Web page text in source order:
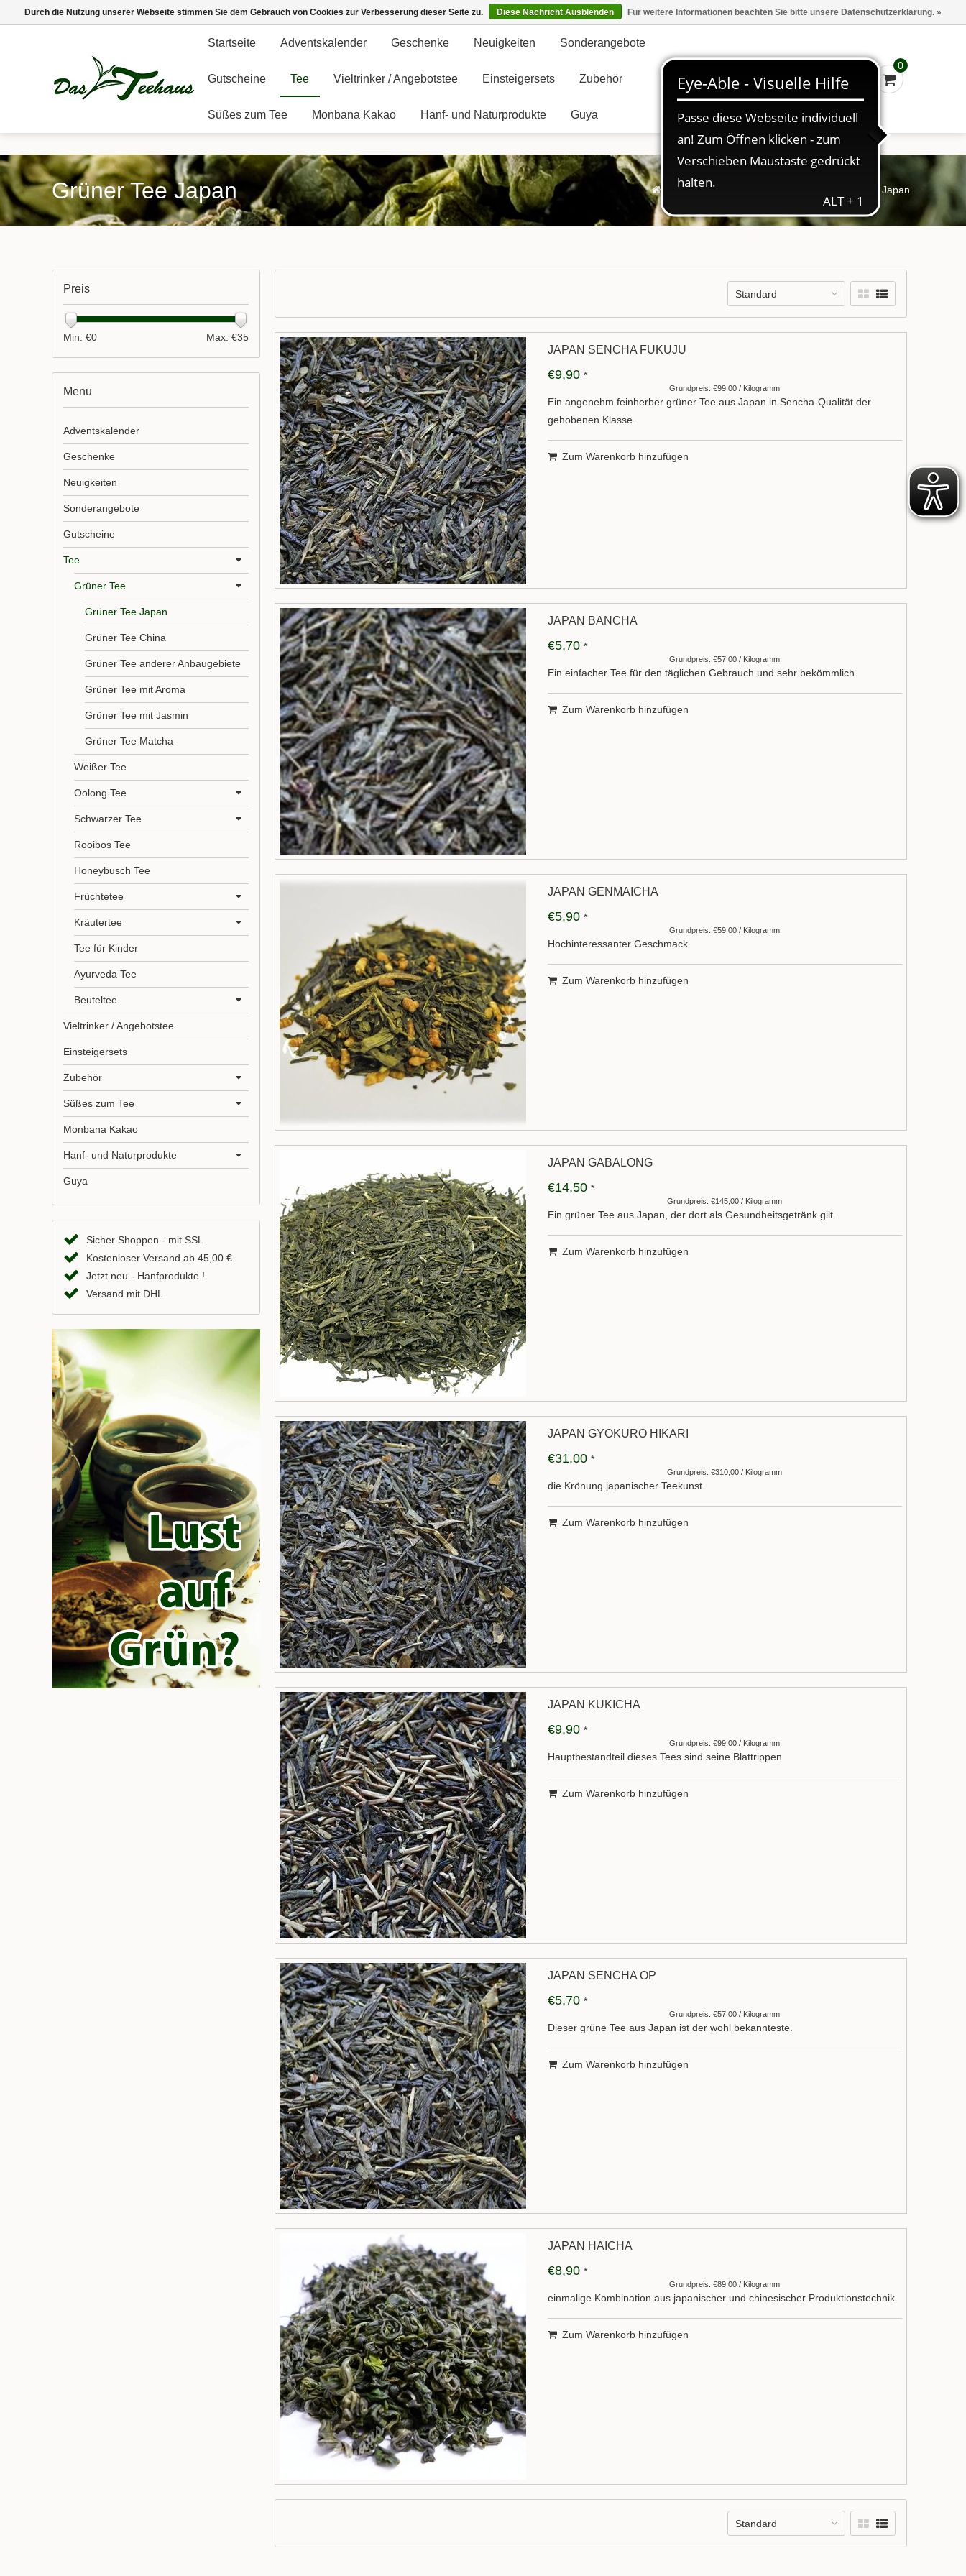
Marken Kasse - €0,00 Anmelden
Startseite Adventskalender Geschenke Neuigkeiten Sonderangebote
Gutscheine Tee Vieltrinker / Angebotstee Einsteigersets Zubehör
Süßes zum Tee Monbana Kakao Hanf- und Naturprodukte Guya
0
Grüner Tee Japan Startseite / Grüner Tee Japan
Standard
JAPAN SENCHA FUKUJU
€9,90 *
Grundpreis: €99,00 / Kilogramm
Ein angenehm feinherber grüner Tee aus Japan in Sencha-Qualität der
gehobenen Klasse.
Zum Warenkorb hinzufügen
JAPAN BANCHA
€5,70 *
Grundpreis: €57,00 / Kilogramm
Ein einfacher Tee für den täglichen Gebrauch und sehr bekömmlich.
Zum Warenkorb hinzufügen
JAPAN GENMAICHA
€5,90 *
Grundpreis: €59,00 / Kilogramm
Hochinteressanter Geschmack
Zum Warenkorb hinzufügen
JAPAN GABALONG
€14,50 *
Grundpreis: €145,00 / Kilogramm
Ein grüner Tee aus Japan, der dort als Gesundheitsgetränk gilt.
Zum Warenkorb hinzufügen
JAPAN GYOKURO HIKARI
€31,00 *
Grundpreis: €310,00 / Kilogramm
die Krönung japanischer Teekunst
Zum Warenkorb hinzufügen
JAPAN KUKICHA
€9,90 *
Grundpreis: €99,00 / Kilogramm
Hauptbestandteil dieses Tees sind seine Blattrippen
Zum Warenkorb hinzufügen
JAPAN SENCHA OP
€5,70 *
Grundpreis: €57,00 / Kilogramm
Dieser grüne Tee aus Japan ist der wohl bekannteste.
Zum Warenkorb hinzufügen
JAPAN HAICHA
€8,90 *
Grundpreis: €89,00 / Kilogramm
einmalige Kombination aus japanischer und chinesischer Produktionstechnik
Zum Warenkorb hinzufügen
Standard
Preis
Min: €0 Max: €35
Menu
Adventskalender
Geschenke
Neuigkeiten
Sonderangebote
Gutscheine
Tee
Grüner Tee
Grüner Tee Japan
Grüner Tee China
Grüner Tee anderer Anbaugebiete
Grüner Tee mit Aroma
Grüner Tee mit Jasmin
Grüner Tee Matcha
Weißer Tee
Oolong Tee
Schwarzer Tee
Rooibos Tee
Honeybusch Tee
Früchtetee
Kräutertee
Tee für Kinder
Ayurveda Tee
Beuteltee
Vieltrinker / Angebotstee
Einsteigersets
Zubehör
Süßes zum Tee
Monbana Kakao
Hanf- und Naturprodukte
Guya
Sicher Shoppen - mit SSL
Kostenloser Versand ab 45,00 €
Jetzt neu - Hanfprodukte !
Versand mit DHL
Durch die Nutzung unserer Webseite stimmen Sie dem Gebrauch von Cookies zur Verbesserung dieser Seite zu. Diese Nachricht Ausblenden Für weitere Informationen beachten Sie bitte unsere Datenschutzerklärung. »